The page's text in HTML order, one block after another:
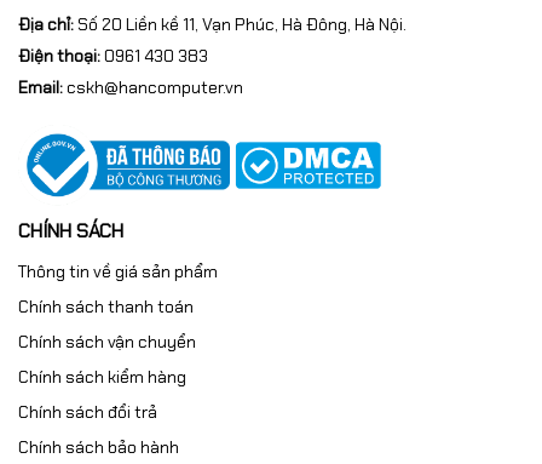
Địa chỉ:Số 20 Liền kề 11, Vạn Phúc, Hà Đông, Hà Nội.
Điện thoại:0961 430 383
Email:cskh@hancomputer.vn
CHÍNH SÁCH
Thông tin về giá sản phẩm
Chính sách thanh toán
Chính sách vận chuyển
Chính sách kiểm hàng
Chính sách đổi trả
Chính sách bảo hành